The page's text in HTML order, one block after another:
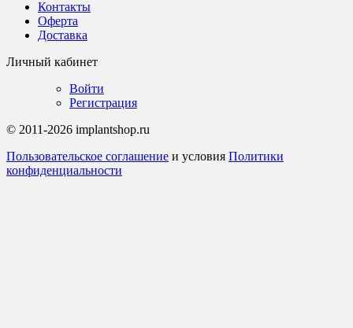
Контакты
Оферта
Доставка
Личный кабинет
Войти
Регистрация
© 2011-2026 implantshop.ru
Пользовательское соглашение и условия Политики
конфиденциальности